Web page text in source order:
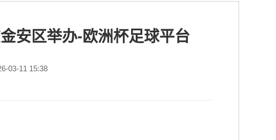
安区举办-欧洲杯足球平台
03-11 15:38